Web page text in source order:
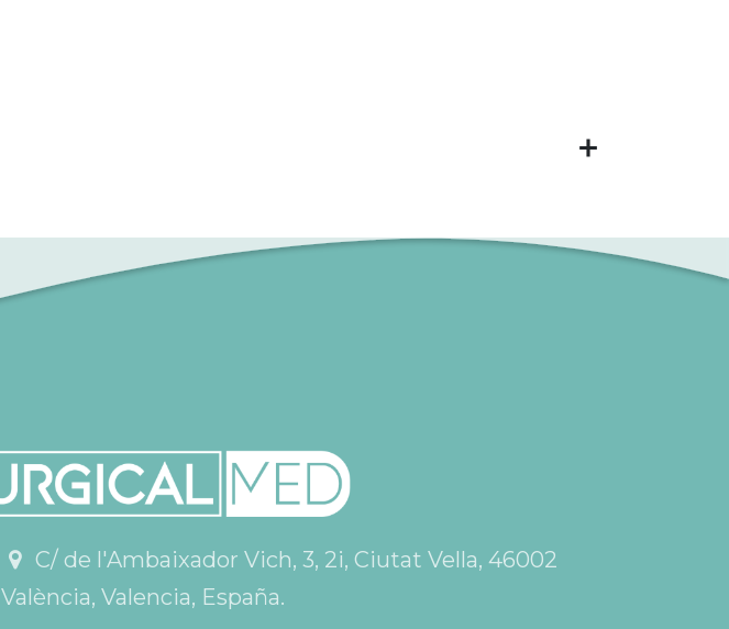
C/ de l'Ambaixador Vich, 3, 2i, Ciutat Vella, 46002
València, Valencia, España.